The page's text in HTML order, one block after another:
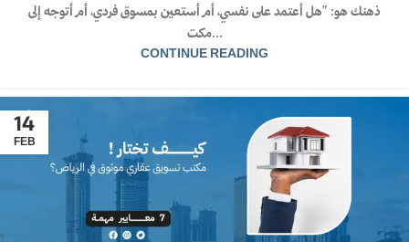
ذهنك هو: "هل أعتمد على نفسي، أم أستعين بمسوق فردي، أم أتوجه إلى
مكت...
CONTINUE READING
14
FEB